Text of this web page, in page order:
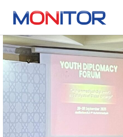
Tag: PP Muhammadiyah